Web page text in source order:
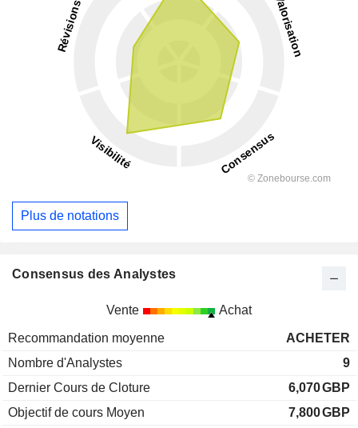
Plus de notations
Consensus des Analystes
Vente Achat
Recommandation moyenne
ACHETER
Nombre d'Analystes
9
Dernier Cours de Cloture
6,070GBP
Objectif de cours Moyen
7,800GBP